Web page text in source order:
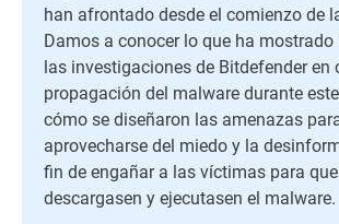
han afrontado desde el comienzo de
Damos a conocer lo que ha
las investigaciones de Bitdefender en
propagación del malware durante
cómo se diseñaron las amenazas
aprovecharse del miedo y la
fin de engañar a las víctimas para
descargasen y ejecutasen el malware.